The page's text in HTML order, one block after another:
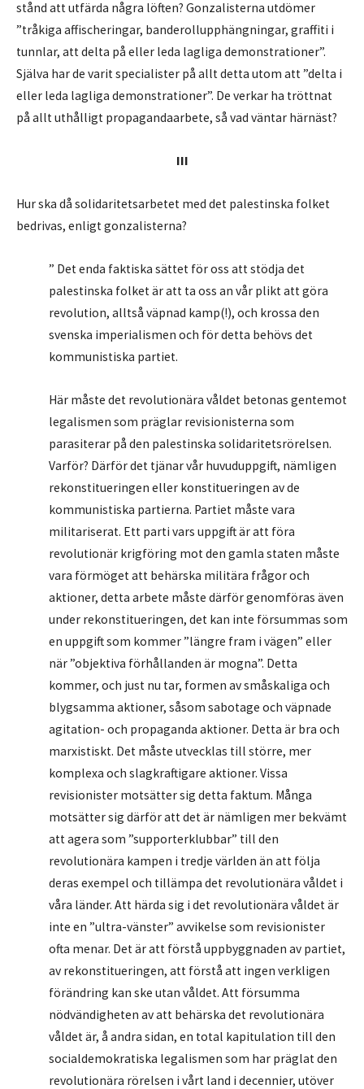
stånd att utfärda några löften? Gonzalisterna utdömer
”tråkiga affischeringar, banderollupphängningar, graffiti i
tunnlar, att delta på eller leda lagliga demonstrationer”.
Själva har de varit specialister på allt detta utom att ”delta i
eller leda lagliga demonstrationer”. De verkar ha tröttnat
på allt uthålligt propagandaarbete, så vad väntar härnäst?
III
Hur ska då solidaritetsarbetet med det palestinska folket
bedrivas, enligt gonzalisterna?
” Det enda faktiska sättet för oss att stödja det
palestinska folket är att ta oss an vår plikt att göra
revolution, alltså väpnad kamp(!), och krossa den
svenska imperialismen och för detta behövs det
kommunistiska partiet.
Här måste det revolutionära våldet betonas gentemot
legalismen som präglar revisionisterna som
parasiterar på den palestinska solidaritetsrörelsen.
Varför? Därför det tjänar vår huvuduppgift, nämligen
rekonstitueringen eller konstitueringen av de
kommunistiska partierna. Partiet måste vara
militariserat. Ett parti vars uppgift är att föra
revolutionär krigföring mot den gamla staten måste
vara förmöget att behärska militära frågor och
aktioner, detta arbete måste därför genomföras även
under rekonstitueringen, det kan inte försummas som
en uppgift som kommer ”längre fram i vägen” eller
när ”objektiva förhållanden är mogna”. Detta
kommer, och just nu tar, formen av småskaliga och
blygsamma aktioner, såsom sabotage och väpnade
agitation- och propaganda aktioner. Detta är bra och
marxistiskt. Det måste utvecklas till större, mer
komplexa och slagkraftigare aktioner. Vissa
revisionister motsätter sig detta faktum. Många
motsätter sig därför att det är nämligen mer bekvämt
att agera som ”supporterklubbar” till den
revolutionära kampen i tredje världen än att följa
deras exempel och tillämpa det revolutionära våldet i
våra länder. Att härda sig i det revolutionära våldet är
inte en ”ultra-vänster” avvikelse som revisionister
ofta menar. Det är att förstå uppbyggnaden av partiet,
av rekonstitueringen, att förstå att ingen verkligen
förändring kan ske utan våldet. Att försumma
nödvändigheten av att behärska det revolutionära
våldet är, å andra sidan, en total kapitulation till den
socialdemokratiska legalismen som har präglat den
revolutionära rörelsen i vårt land i decennier, utöver